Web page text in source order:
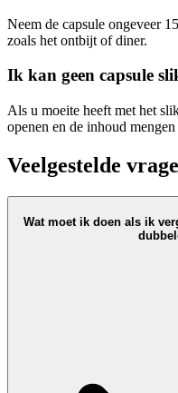
Neem de capsule ongeveer
zoals het ontbijt of diner.
Ik kan geen capsule
Als u moeite heeft met het
openen en de inhoud
Veelgestelde
Wat moet ik doen als ik